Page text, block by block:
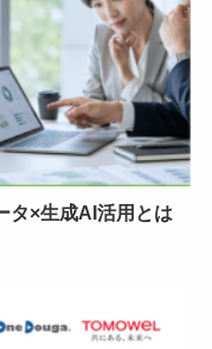
タ×生成AI活用とは